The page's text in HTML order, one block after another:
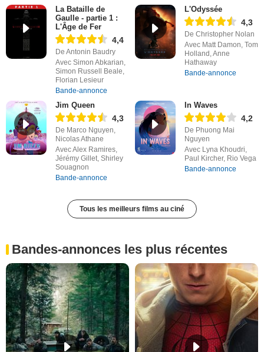
La Bataille de
Gaulle - partie 1 :
L'Âge de Fer
4,4
De Antonin Baudry
Avec Simon Abkarian,
Simon Russell Beale,
Florian Lesieur
Bande-annonce
L'Odyssée
4,3
De Christopher Nolan
Avec Matt Damon, Tom
Holland, Anne
Hathaway
Bande-annonce
Jim Queen
4,3
De Marco Nguyen,
Nicolas Athane
Avec Alex Ramires,
Jérémy Gillet, Shirley
Souagnon
Bande-annonce
In Waves
4,2
De Phuong Mai
Nguyen
Avec Lyna Khoudri,
Paul Kircher, Rio Vega
Bande-annonce
Tous les meilleurs films au ciné
Bandes-annonces les plus récentes